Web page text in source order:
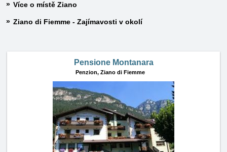
Více o místě Ziano
Ziano di Fiemme - Zajímavosti v okolí
Pensione Montanara
Penzion, Ziano di Fiemme